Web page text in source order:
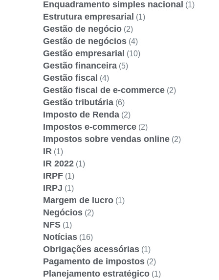
Enquadramento simples nacional (1)
Estrutura empresarial (1)
Gestão de negócio (2)
Gestão de negócios (4)
Gestão empresarial (10)
Gestão financeira (5)
Gestão fiscal (4)
Gestão fiscal de e-commerce (2)
Gestão tributária (6)
Imposto de Renda (2)
Impostos e-commerce (2)
Impostos sobre vendas online (2)
IR (1)
IR 2022 (1)
IRPF (1)
IRPJ (1)
Margem de lucro (1)
Negócios (2)
NFS (1)
Notícias (16)
Obrigações acessórias (1)
Pagamento de impostos (2)
Planejamento estratégico (1)